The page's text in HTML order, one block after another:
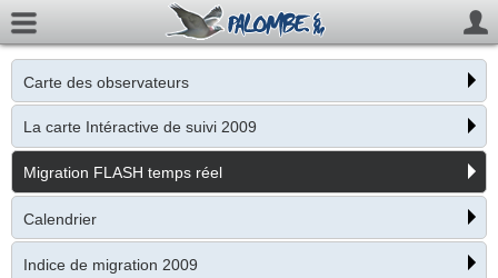
Carte des observateurs
La carte Intéractive de suivi 2009
Migration FLASH temps réel
Calendrier
Indice de migration 2009